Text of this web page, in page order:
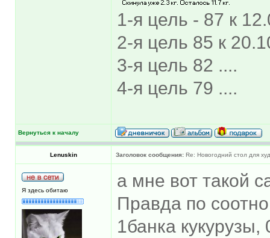
1-я цель - 87 к
2-я цель 85 к
3-я цель 82 ....
4-я цель 79 ....
Вернуться к началу
Lenuskin Заголовок сообщения: Re: Новогодний стол для
Я здесь обитаю
а мне вот такой
Правда по
1банка